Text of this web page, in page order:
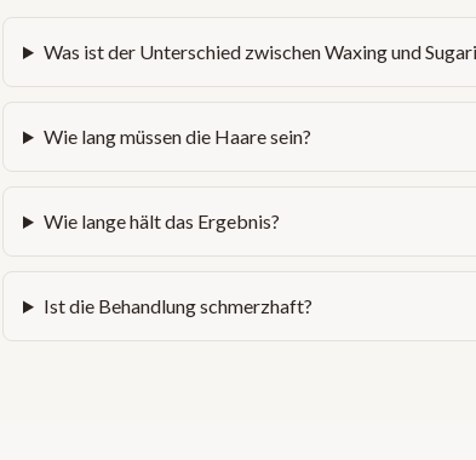
Was ist der Unterschied zwischen Waxing und
Wie lang müssen die Haare sein?
Wie lange hält das Ergebnis?
Ist die Behandlung schmerzhaft?